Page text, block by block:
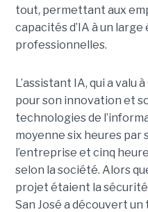
tout, permettant aux
capacités d’IA à un
professionnelles.
L’assistant IA, qui a valu
pour son innovation et
technologies de
moyenne six heures par
l’entreprise et cinq
selon la société. Alors
projet étaient la
San José a découvert